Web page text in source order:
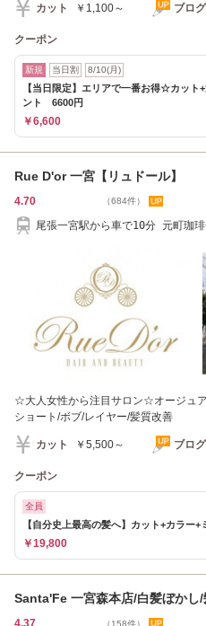
カット ￥1,100～ ブログ
クーポン
新規 当日割 8/10(月)
【当日限定】エリアで一番お得☆カット
ント 6600円
￥6,600
Rue D'or 一宮【リュドール】
4.70 （684件）
尾張一宮駅から車で10分 元町珈
☆大人女性から注目サロン☆オージュ
ショート/ボブ/レイヤー/髪質改善
カット ￥5,500～ ブログ
クーポン
全員
【自分史上最高の髪へ】カット+カラー
￥19,800
Santa'Fe 一宮森本店/白髪ぼかし/
（158件）